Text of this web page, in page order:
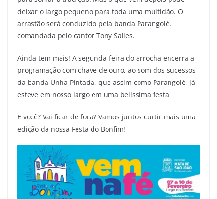
deixar o largo pequeno para toda uma multidão. O
arrastão será conduzido pela banda Parangolé,
comandada pelo cantor Tony Salles.
Ainda tem mais! A segunda-feira do arrocha encerra a
programação com chave de ouro, ao som dos sucessos
da banda Unha Pintada, que assim como Parangolé, já
esteve em nosso largo em uma belíssima festa.
E você? Vai ficar de fora? Vamos juntos curtir mais uma
edição da nossa Festa do Bonfim!